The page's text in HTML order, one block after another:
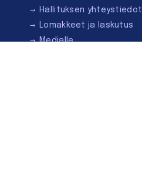
Hallituksen yhteystiedot
Lomakkeet ja laskutus
Medialle